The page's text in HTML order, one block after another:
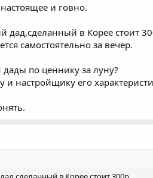
и говно.
дад,сделанный в Корее стоит
самостоятельно за вечер.
по ценнику за луну?
настройщику его